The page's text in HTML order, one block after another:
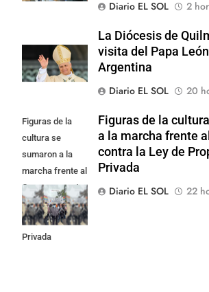
Diario EL SOL
2
La Diócesis de
visita del Papa
Argentina
Diario EL SOL
20
Figuras de la
cultura se
sumaron a la
marcha frente al
Congreso contra
la Ley de
Propiedad
Privada
Figuras de la
a la marcha frente
contra la Ley de
Privada
Diario EL SOL
22